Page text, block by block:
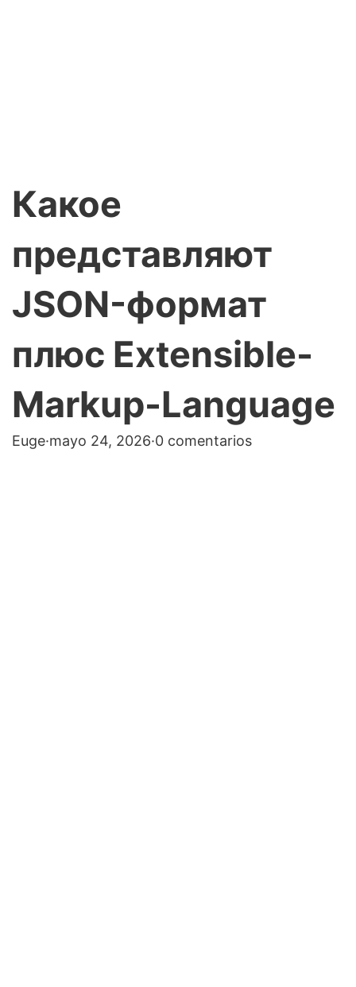
Какое
представляют
JSON-формат
плюс Extensible-
Markup-Language
Euge·mayo 24, 2026·0 comentarios